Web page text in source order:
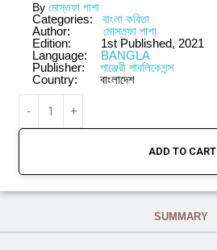
By মোস্তফা পাশা
Categories:
বাংলা কবিতা
Author:
মোস্তফা পাশা
Edition:
1st Published, 2021
Language:
BANGLA
Publisher:
পাঞ্জেরী পাবলিকেশন্স
Country:
বাংলাদেশ
ADD TO CART
SUMMARY